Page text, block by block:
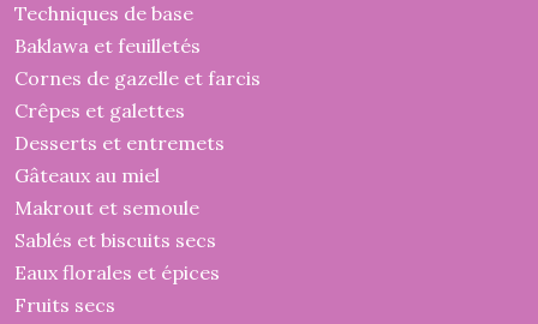
Techniques de base
Baklawa et feuilletés
Cornes de gazelle et farcis
Crêpes et galettes
Desserts et entremets
Gâteaux au miel
Makrout et semoule
Sablés et biscuits secs
Eaux florales et épices
Fruits secs